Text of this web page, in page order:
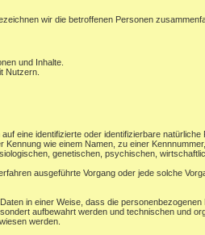
wir die betroffenen Personen
und Inhalte.
Nutzern.
eine identifizierte oder identifizierbare
wie einem Namen, zu einer
genetischen, psychischen,
ausgeführte Vorgang oder jede solche
in einer Weise, dass die
aufbewahrt werden und technischen und
werden.